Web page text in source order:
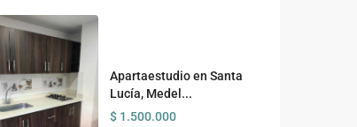
Apartaestudio en Santa
Lucía, Medel...
$ 1.500.000